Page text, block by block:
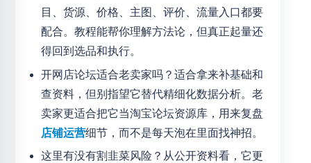
目、货源、价格、主图、评价、流量入口都要
配合。教程能帮你理解方法论，但真正起量还
得回到选品和执行。
开网店论坛适合老卖家吗？适合拿来补基础和
查资料，但别指望它替代精细化数据分析。老
卖家更适合把它当淘宝论坛资源库，用来复盘
店铺运营细节，而不是每天泡在里面找神招。
这里有没有割韭菜风险？从公开资料看，它更